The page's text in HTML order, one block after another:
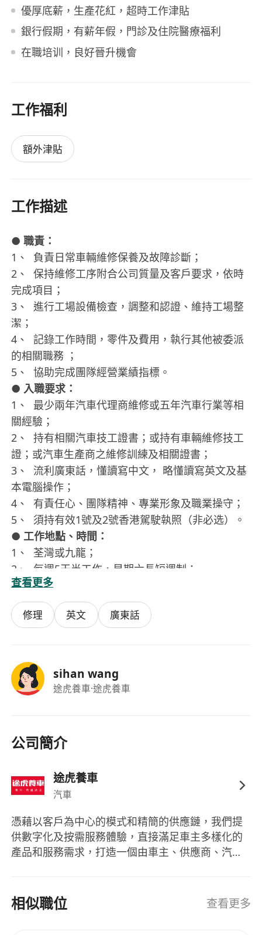
優厚底薪，生產花紅，超時工作津貼
銀行假期，有薪年假，門診及住院醫療福利
在職培训，良好晉升機會
工作福利
額外津貼
工作描述
●職責：
1、 負責日常車輛維修保養及故障診斷；
2、 保持維修工序附合公司質量及客戶要求，依時
完成項目；
3、 進行工場設備檢查，調整和認證、維持工場整
潔；
4、 記錄工作時間，零件及費用，執行其他被委派
的相關職務 ；
5、 協助完成團隊經營業績指標。
● 入職要求：
1、 最少兩年汽車代理商維修或五年汽車行業等相
關經驗；
2、 持有相關汽車技工證書；或持有車輛維修技工
證；或汽車生產商之維修訓練及相關證書；
3、 流利廣東話，懂讀寫中文， 略懂讀寫英文及基
本電腦操作；
4、 有責任心、團隊精神、專業形象及職業操守；
5、 須持有效1號及2號香港駕駛執照（非必选）。
● 工作地點、時間：
1、 荃灣或九龍；
2、 每週5天半工作，星期六長短週制；
3、 上午8:30至下午5:30。
●本公司提供：
1、 優厚底薪、生產花紅、超時工作津貼；
4、 在職培训；
5、 良好晋升機會；
6、 強積金。
查看更多
修理 英文 廣東話
sihan wang
途虎養車·途虎養車
公司簡介
途虎養車
汽車
憑藉以客戶為中心的模式和精簡的供應鏈，我們提
供數字化及按需服務體驗，直接滿足車主多樣化的
產品和服務需求，打造一個由車主、供應商、汽車
線上界面擁有1.26億名註冊用戶。其中最近十二個
月的交易用戶數達到2,140萬名。我們的平台也是中
相似職位 查看更多